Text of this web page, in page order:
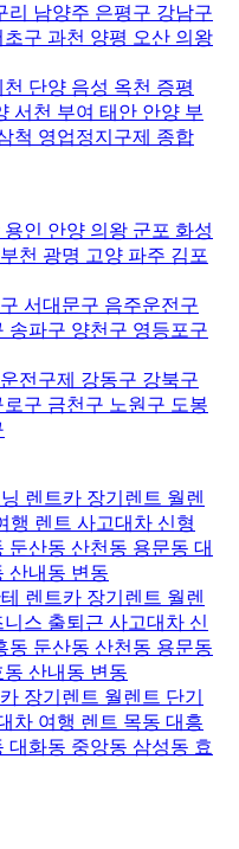
리 남양주 은평구 강남구
구 과천 양평 오산 의왕
단양 음성 옥천 증평
서천 부여 태안 안양 부
척 영업정지구제 종합
인 안양 의왕 군포 화성
천 광명 고양 파주 김포
서대문구 음주운전구
송파구 양천구 영등포구
전구제 강동구 강북구
구 금천구 노원구 도봉
렌트카 장기렌트 월렌
행 렌트 사고대차 신형
둔산동 산천동 용문동 대
산내동 변동
렌트카 장기렌트 월렌
스 출퇴근 사고대차 신
동 둔산동 산천동 용문동
산내동 변동
장기렌트 월렌트 단기
차 여행 렌트 목동 대흥
대화동 중앙동 삼성동 효